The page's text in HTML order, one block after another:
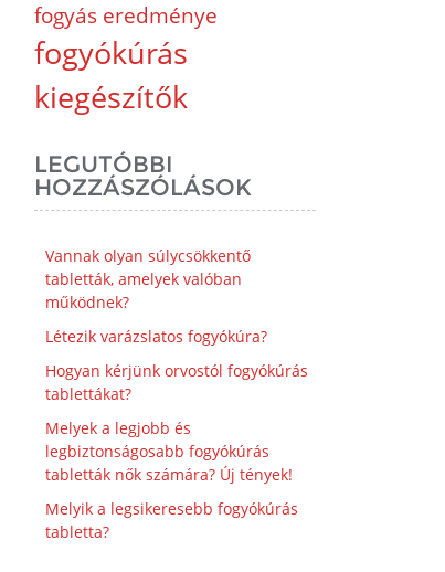
fogyás eredménye
fogyókúrás
kiegészítők
LEGUTÓBBI
HOZZÁSZÓLÁSOK
Vannak olyan súlycsökkentő
tabletták, amelyek valóban
működnek?
Létezik varázslatos fogyókúra?
Hogyan kérjünk orvostól fogyókúrás
tablettákat?
Melyek a legjobb és
legbiztonságosabb fogyókúrás
tabletták nők számára? Új tények!
Melyik a legsikeresebb fogyókúrás
tabletta?